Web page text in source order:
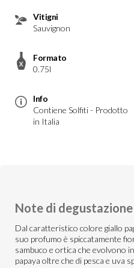
Vitigni
Sauvignon
Formato
0.75l
Info
Contiene Solfiti - Prodotto
in Italia
Note di degustazione
Dal caratteristico colore giallo
suo profumo è spiccatamente
sambuco e ortica che evolvono
papaya oltre che di pesca e uva